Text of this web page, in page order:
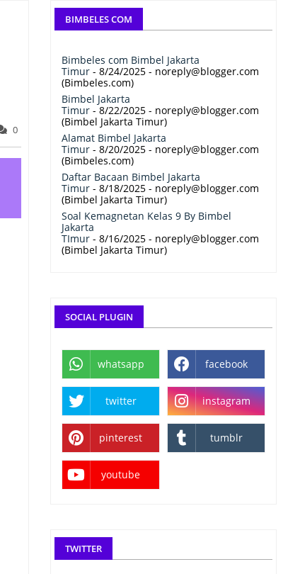
0
BIMBELES COM
Bimbeles com Bimbel Jakarta
Timur - 8/24/2025 - noreply@blogger.com
(Bimbeles.com)
Bimbel Jakarta
Timur - 8/22/2025 - noreply@blogger.com
(Bimbel Jakarta Timur)
Alamat Bimbel Jakarta
Timur - 8/20/2025 - noreply@blogger.com
(Bimbeles.com)
Daftar Bacaan Bimbel Jakarta
Timur - 8/18/2025 - noreply@blogger.com
(Bimbel Jakarta Timur)
Soal Kemagnetan Kelas 9 By Bimbel
Jakarta
TImur - 8/16/2025 - noreply@blogger.com
(Bimbel Jakarta Timur)
SOCIAL PLUGIN
whatsapp facebook
twitter instagram
pinterest tumblr
youtube
TWITTER